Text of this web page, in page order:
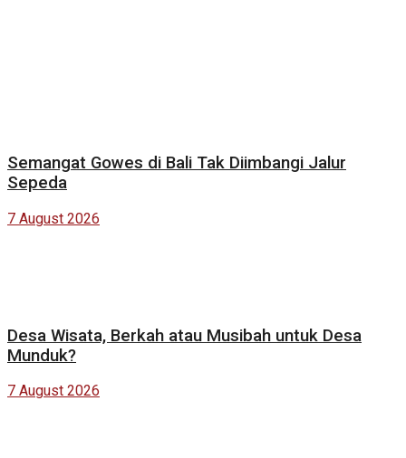
Semangat Gowes di Bali Tak Diimbangi Jalur
Sepeda
7 August 2026
Desa Wisata, Berkah atau Musibah untuk Desa
Munduk?
7 August 2026